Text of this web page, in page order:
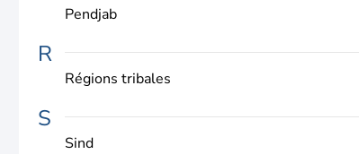
Pendjab
R
Régions tribales
S
Sind